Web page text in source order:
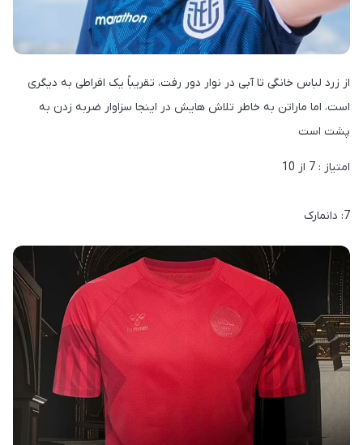
از زرد لباس خانگی تا آبی در نوار دور رفت، تقریباً یک افراطی به دیگری
است، اما ماراتن به خاطر تلاش هایش در اینجا سزاوار ضربه زدن به
پشت است
امتیاز : 7 از 10
7: دانمارک